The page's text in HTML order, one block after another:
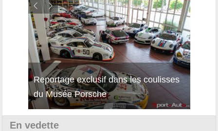
Reportage exclusif dans les coulisses
du Musée Porsche
Découverte de la nouvelle Ferrari
12Cilindri Manuale
En vedette